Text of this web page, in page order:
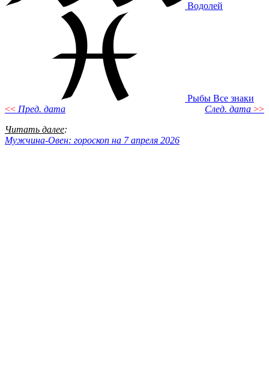
Водолей
Рыбы Все знаки
<< Пред. дата След. дата >>
Читать далее:
Мужчина-Овен: гороскоп на 7 апреля 2026